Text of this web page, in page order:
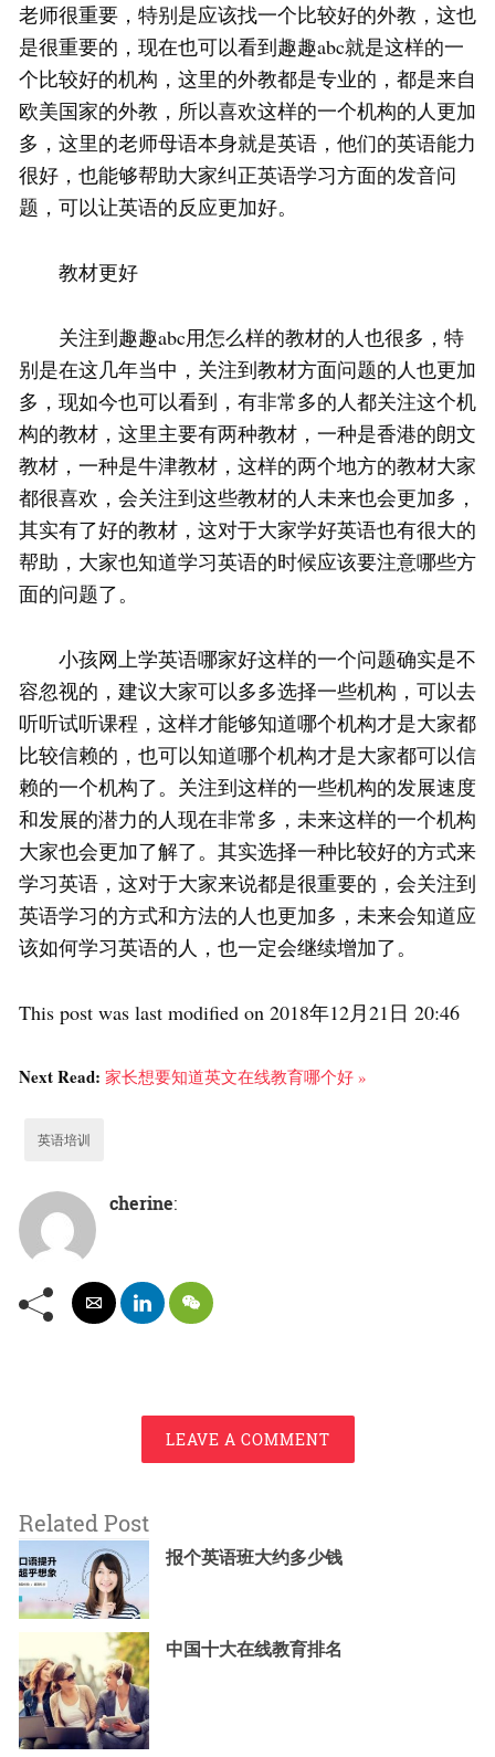
老师很重要，特别是应该找一个比较好的外教，这也
是很重要的，现在也可以看到趣趣abc就是这样的一
个比较好的机构，这里的外教都是专业的，都是来自
欧美国家的外教，所以喜欢这样的一个机构的人更加
多，这里的老师母语本身就是英语，他们的英语能力
很好，也能够帮助大家纠正英语学习方面的发音问
题，可以让英语的反应更加好。
教材更好
关注到趣趣abc用怎么样的教材的人也很多，特
别是在这几年当中，关注到教材方面问题的人也更加
多，现如今也可以看到，有非常多的人都关注这个机
构的教材，这里主要有两种教材，一种是香港的朗文
教材，一种是牛津教材，这样的两个地方的教材大家
都很喜欢，会关注到这些教材的人未来也会更加多，
其实有了好的教材，这对于大家学好英语也有很大的
帮助，大家也知道学习英语的时候应该要注意哪些方
面的问题了。
小孩网上学英语哪家好这样的一个问题确实是不
容忽视的，建议大家可以多多选择一些机构，可以去
听听试听课程，这样才能够知道哪个机构才是大家都
比较信赖的，也可以知道哪个机构才是大家都可以信
赖的一个机构了。关注到这样的一些机构的发展速度
和发展的潜力的人现在非常多，未来这样的一个机构
大家也会更加了解了。其实选择一种比较好的方式来
学习英语，这对于大家来说都是很重要的，会关注到
英语学习的方式和方法的人也更加多，未来会知道应
该如何学习英语的人，也一定会继续增加了。
This post was last modified on 2018年12月21日 20:46
Next Read: 家长想要知道英文在线教育哪个好 »
英语培训
cherine:
LEAVE A COMMENT
Related Post
报个英语班大约多少钱
中国十大在线教育排名